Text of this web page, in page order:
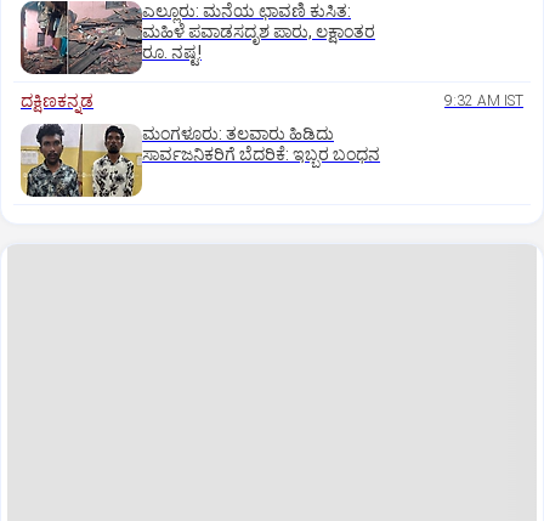
ಎಲ್ಲೂರು: ಮನೆಯ ಛಾವಣಿ ಕುಸಿತ:
ಮಹಿಳೆ ಪವಾಡಸದೃಶ ಪಾರು, ಲಕ್ಷಾಂತರ
ರೂ. ನಷ್ಟ!
ದಕ್ಷಿಣಕನ್ನಡ 9:32 AM IST
ಮಂಗಳೂರು: ತಲವಾರು ಹಿಡಿದು
ಸಾರ್ವಜನಿಕರಿಗೆ ಬೆದರಿಕೆ: ಇಬ್ಬರ ಬಂಧನ